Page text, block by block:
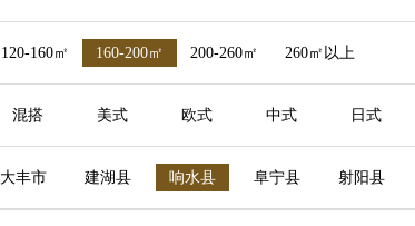
120-160㎡ 160-200㎡ 200-260㎡ 260㎡以上
混搭 美式 欧式 中式 日式
大丰市 建湖县 响水县 阜宁县 射阳县